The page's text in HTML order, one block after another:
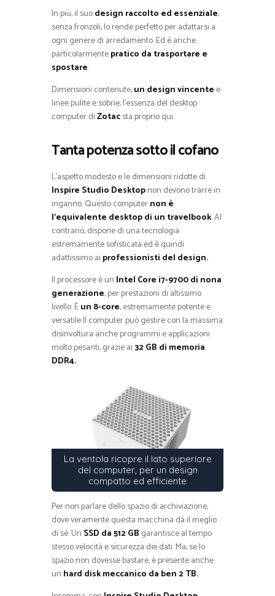
In più, il suodesign raccolto ed essenziale,
senza fronzoli, lo rende perfetto per adattarsi a
ogni genere di arredamento. Ed è anche
particolarmentepratico da trasportare e
spostare.
Dimensioni contenute,un design vincente e
linee pulite e sobrie; l’essenza del desktop
computer diZotacsta proprio qui.
Tanta potenza sotto il cofano
L’aspetto modesto e le dimensioni ridotte di
Inspire Studio Desktopnon devono trarre in
inganno. Questo computernon è
l’equivalente desktop di un travelbook. Al
contrario, dispone di una tecnologia
estremamente sofisticata ed è quindi
adattissimo ai professionisti del design.
Il processore è un Intel Core i7-9700 di nona
generazione, per prestazioni di altissimo
livello. Èun 8-core, estremamente potente e
versatile Il computer può gestire con la massima
disinvoltura anche programmi e applicazioni
molto pesanti, grazie ai32 GB di memoria
DDR4.
La ventola ricopre il lato superiore
del computer, per un design
compatto ed efficiente
Per non parlare dello spazio di archiviazione,
dove veramente questa macchina dà il meglio
di sé. Un SSD da 512 GB garantisce al tempo
stesso velocità e sicurezza dei dati. Ma, se lo
spazio non dovesse bastare, è presente anche
un hard disk meccanico da ben 2 TB.